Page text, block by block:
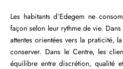
Les habitants d’Edegem ne
façon selon leur rythme de vie.
attentes orientées vers la praticité,
conserver. Dans le Centre, les
équilibre entre discrétion, qualité